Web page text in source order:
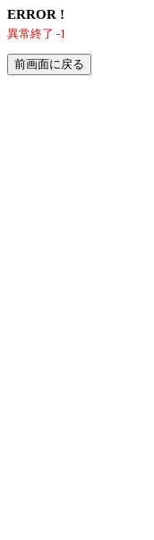
ERROR !
異常終了 -1